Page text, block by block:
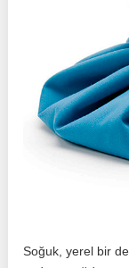
Soğuk, yerel bir